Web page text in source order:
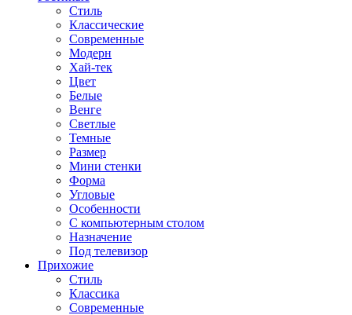
Стиль
Классические
Современные
Модерн
Хай-тек
Цвет
Белые
Венге
Светлые
Темные
Размер
Мини стенки
Форма
Угловые
Особенности
С компьютерным столом
Назначение
Под телевизор
Прихожие
Стиль
Классика
Современные